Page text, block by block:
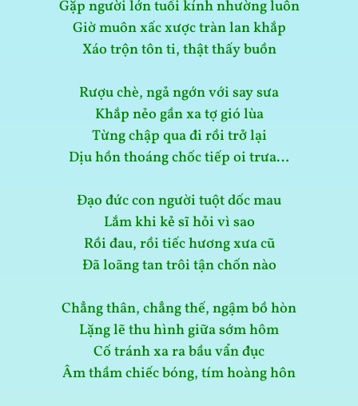
Gặp người lớn tuổi kính nhường luôn
Giờ muôn xấc xược tràn lan khắp
Xáo trộn tôn ti, thật thấy buồn
Rượu chè, ngả ngớn với say sưa
Khắp nẻo gần xa tợ gió lùa
Từng chập qua đi rồi trở lại
Dịu hồn thoáng chốc tiếp oi trưa…
Đạo đức con người tuột dốc mau
Lắm khi kẻ sĩ hỏi vì sao
Rồi đau, rồi tiếc hương xưa cũ
Đã loãng tan trôi tận chốn nào
Chẳng thân, chẳng thế, ngậm bồ hòn
Lặng lẽ thu hình giữa sớm hôm
Cố tránh xa ra bầu vẩn đục
Âm thầm chiếc bóng, tím hoàng hôn